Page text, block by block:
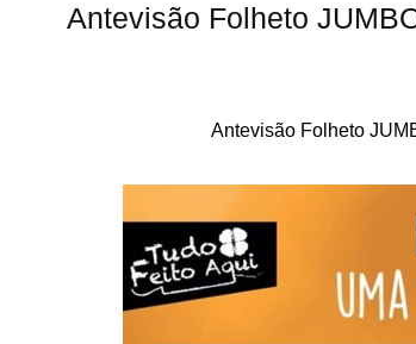
Antevisão Folheto
Antevisão Folheto